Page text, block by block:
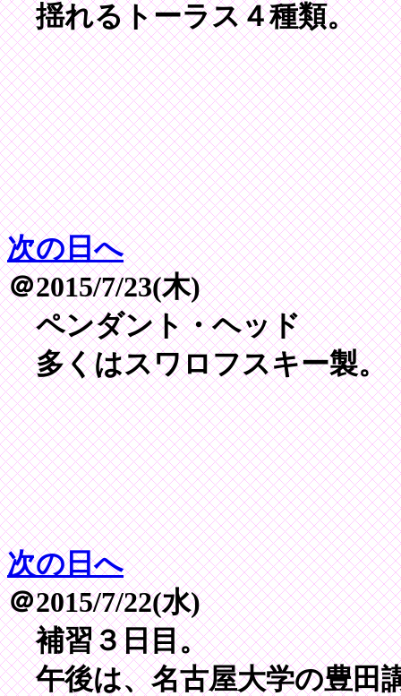
揺れるトーラス４種類。
次の日へ
＠2015/7/23(木)
ペンダント・ヘッド
多くはスワロフスキー製。
次の日へ
＠2015/7/22(水)
補習３日目。
午後は、名古屋大学の豊田